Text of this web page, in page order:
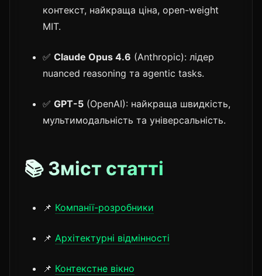
контекст, найкраща ціна, open-weight
MIT.
✅ Claude Opus 4.6 (Anthropic): лідер
nuanced reasoning та agentic tasks.
✅ GPT-5 (OpenAI): найкраща швидкість,
мультимодальність та універсальність.
📚 Зміст статті
📌 Компанії-розробники
📌 Архітектурні відмінності
📌 Контекстне вікно